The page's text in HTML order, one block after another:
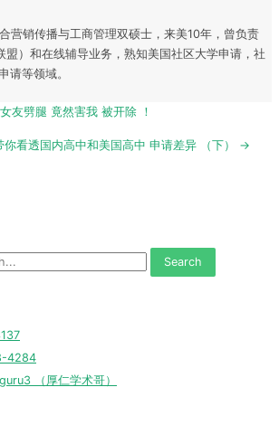
营销传播与工商管理双硕士，来美10年，曾负责
盟）和在线辅导业务，熟知美国社区大学申请，社
请等领域。
友劈腿 竟然害我 被开除 ！
你看透国内高中和美国高中 申请差异 （下） →
4284
（厚仁学术哥）